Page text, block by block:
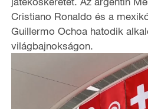
Cristiano Ronaldo és a
Guillermo Ochoa hatodik
világbajnokságon.